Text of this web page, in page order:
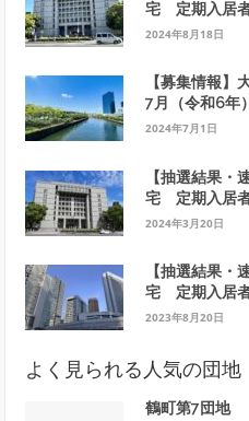
宅 定期入居
2024年8月18日
【募集情報】
7月（令和6年
2024年7月1日
【抽選結果・
宅 定期入居
2024年3月20日
【抽選結果・
宅 定期入居
2023年8月20日
よく見られる人気の団地
鶴町第7団地